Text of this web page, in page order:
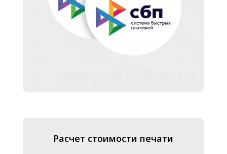
Расчет стоимости печати